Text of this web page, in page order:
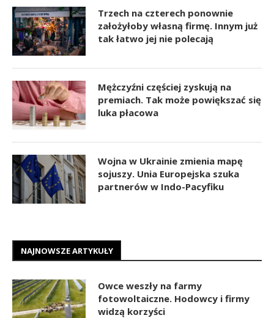
Trzech na czterech ponownie
założyłoby własną firmę. Innym już
tak łatwo jej nie polecają
Mężczyźni częściej zyskują na
premiach. Tak może powiększać się
luka płacowa
Wojna w Ukrainie zmienia mapę
sojuszy. Unia Europejska szuka
partnerów w Indo-Pacyfiku
NAJNOWSZE ARTYKUŁY
Owce weszły na farmy
fotowoltaiczne. Hodowcy i firmy
widzą korzyści